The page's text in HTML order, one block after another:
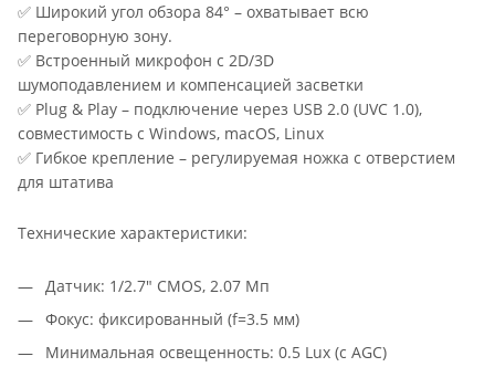
✅ Широкий угол обзора 84° – охватывает всю
переговорную зону.
✅ Встроенный микрофон с 2D/3D
шумоподавлением и компенсацией засветки
✅ Plug & Play – подключение через USB 2.0 (UVC 1.0),
совместимость с Windows, macOS, Linux
✅ Гибкое крепление – регулируемая ножка с отверстием
для штатива
Технические характеристики:
Датчик: 1/2.7" CMOS, 2.07 Мп
Фокус: фиксированный (f=3.5 мм)
Минимальная освещенность: 0.5 Lux (с AGC)